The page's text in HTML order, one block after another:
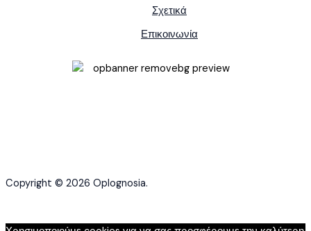
Σχετικά
Επικοινωνία
Copyright © 2026 Oplognosia.